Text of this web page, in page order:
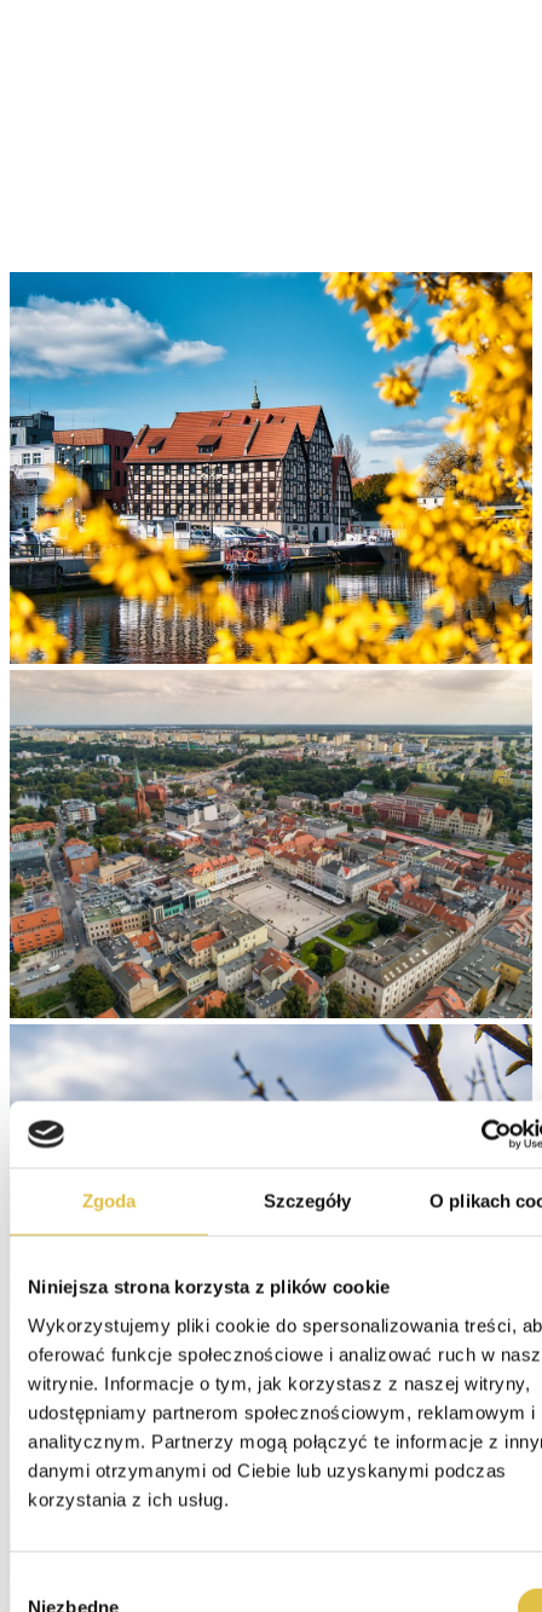
Zgoda Szczegóły O plikach
Niniejsza strona korzysta z plików cookie
Wykorzystujemy pliki cookie do spersonalizowania treści,
oferować funkcje społecznościowe i analizować ruch w
witrynie. Informacje o tym, jak korzystasz z naszej witryny,
udostępniamy partnerom społecznościowym, reklamowym i
analitycznym. Partnerzy mogą połączyć te informacje z
danymi otrzymanymi od Ciebie lub uzyskanymi podczas
korzystania z ich usług.
Niezbędne